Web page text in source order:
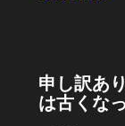
申し訳あ
は古くな